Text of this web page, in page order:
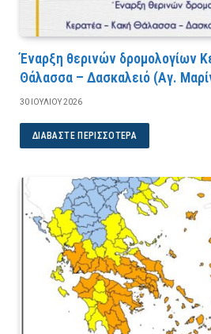
Έναρξη θερινών δρομολογίων
Θάλασσα – Δασκαλειό (Αγ.
30 ΙΟΥΛΊΟΥ 2026
ΔΙΑΒΆΣΤΕ ΠΕΡΙΣΣΌΤΕΡΑ